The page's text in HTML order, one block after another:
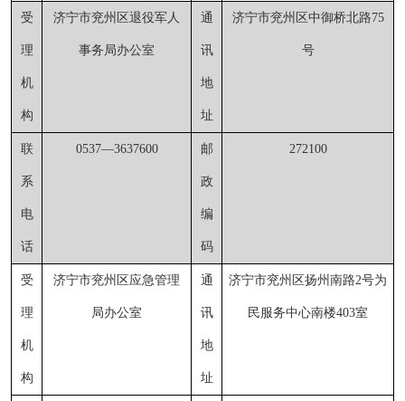
受
理
机
构
济宁市兖州区退役军人
事务局办公室
通
讯
地
址
济宁市兖州区中御桥北路75
号
联
系
电
话
0537—3637600 邮
政
编
码
272100
受
理
机
构
济宁市兖州区应急管理
局办公室
通
讯
地
址
济宁市兖州区扬州南路2号为
民服务中心南楼403室